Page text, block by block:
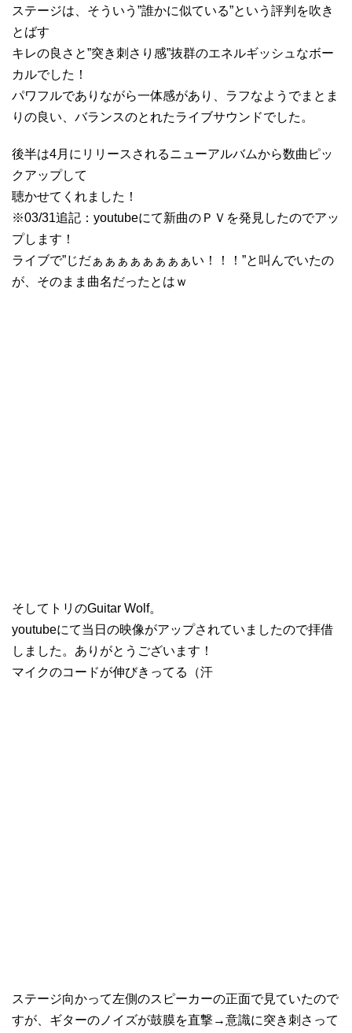
ステージは、そういう”誰かに似ている”という評判を吹き
とばす
キレの良さと”突き刺さり感”抜群のエネルギッシュなボー
カルでした！
パワフルでありながら一体感があり、ラフなようでまとま
りの良い、バランスのとれたライブサウンドでした。
後半は4月にリリースされるニューアルバムから数曲ピッ
クアップして
聴かせてくれました！
※03/31追記：youtubeにて新曲のＰＶを発見したのでアッ
プします！
ライブで”じだぁぁぁぁぁぁぁぁい！！！”と叫んでいたの
が、そのまま曲名だったとはｗ
そしてトリのGuitar Wolf。
youtubeにて当日の映像がアップされていましたので拝借
しました。ありがとうございます！
マイクのコードが伸びきってる（汗
ステージ向かって左側のスピーカーの正面で見ていたので
すが、ギターのノイズが鼓膜を直撃→意識に突き刺さって